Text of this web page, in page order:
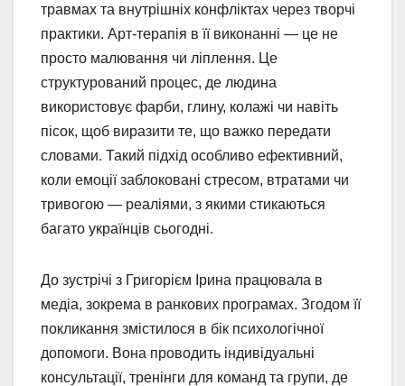
травмах та внутрішніх конфліктах через творчі
практики. Арт-терапія в її виконанні — це не
просто малювання чи ліплення. Це
структурований процес, де людина
використовує фарби, глину, колажі чи навіть
пісок, щоб виразити те, що важко передати
словами. Такий підхід особливо ефективний,
коли емоції заблоковані стресом, втратами чи
тривогою — реаліями, з якими стикаються
багато українців сьогодні.
До зустрічі з Григорієм Ірина працювала в
медіа, зокрема в ранкових програмах. Згодом її
покликання змістилося в бік психологічної
допомоги. Вона проводить індивідуальні
консультації, тренінги для команд та групи, де